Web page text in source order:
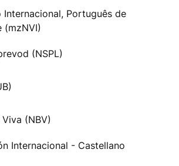
Internacional, Português de
(mzNVI)
(NSPL)
(NBV)
Internacional - Castellano